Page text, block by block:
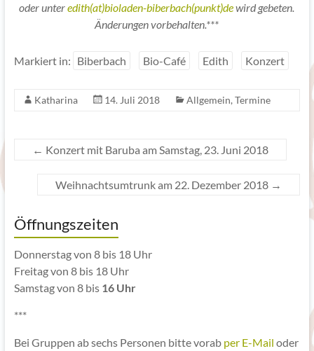
oder unteredith(at)bioladen-biberbach(punkt)dewird gebeten.
Änderungen vorbehalten.***
Markiert in: Biberbach Bio-Café Edith Konzert
Katharina 14. Juli 2018 Allgemein, Termine
← Konzert mit Baruba am Samstag, 23. Juni 2018
Weihnachtsumtrunk am 22. Dezember 2018 →
Öffnungszeiten
Donnerstag von 8 bis 18 Uhr
Freitag von 8 bis 18 Uhr
Samstag von 8 bis 16 Uhr
***
Bei Gruppen ab sechs Personen bitte vorab per E-Mail oder